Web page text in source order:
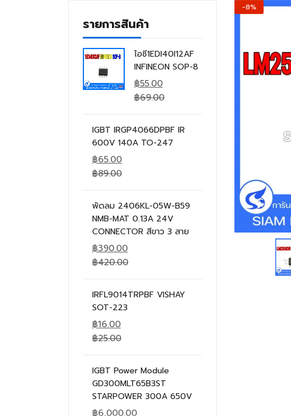
รายการสินค้า
ไอซี1EDI40I12AF
INFINEON SOP-8
฿55.00
฿69.00
IGBT IRGP4066DPBF IR
600V 140A TO-247
฿65.00
฿89.00
พัดลม 2406KL-05W-B59
NMB-MAT 0.13A 24V
CONNECTOR สีขาว 3 สาย
฿390.00
฿420.00
IRFL9014TRPBF VISHAY
SOT-223
฿16.00
฿25.00
IGBT Power Module
GD300MLT65B3ST
STARPOWER 300A 650V
฿6,000.00
-8%